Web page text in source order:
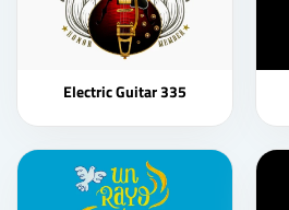
Electric Guitar 335